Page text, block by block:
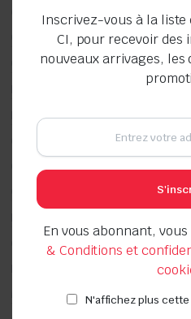
Combinaison d'atelier
Outillage électroportatif
Outillage à mains
Equipement d'atelier
Outillage pneumatique
Offres promotionnelles
Couper, Poncer, Scier, Travail
Chimie Bâtiment
Nettoyant chaudière et brûleur
Montage de fenêtres
Inscrivez-vous à la liste
CI, pour recevoir des
nouveaux arrivages, les
En vous abonnant,
& Conditions et
N'affichez plus